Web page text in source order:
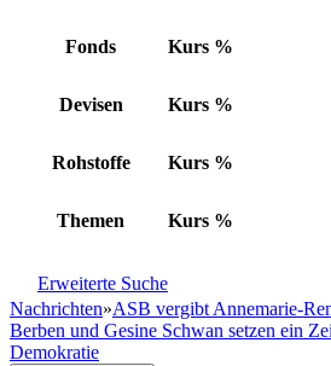
Fonds Kurs %
Devisen Kurs %
Rohstoffe Kurs %
Themen Kurs %
Erweiterte Suche
Nachrichten»ASB vergibt Annemarie-
Berben und Gesine Schwan setzen ein
Demokratie